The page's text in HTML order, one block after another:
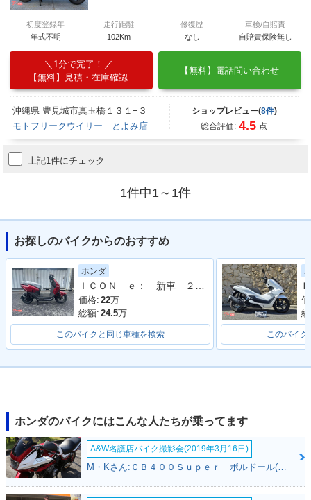
初度登録年
年式不明
走行距離
102Km
修復歴
なし
車検/自賠責
自賠責保険無し
1分で完了！
【無料】見積・在庫確認
【無料】電話問い合わせ
沖縄県 豊見城市真玉橋１３１−３
モトフリークウイリー とよみ店
ショップレビュー(8件)
総合評価: 4.5 点
上記1件にチェック
1件中1～1件
お探しのバイクからのおすすめ
ホンダ
価格: 22万
総額: 24.5万
このバイクと同じ車種を検索 このバイ
ホンダのバイクにはこんな人たちが乗ってます
A&W名護店バイク撮影会(2019年3月16日)
M・Kさん:ＣＢ４００Ｓｕｐｅｒ ボルドール(ホンダ)